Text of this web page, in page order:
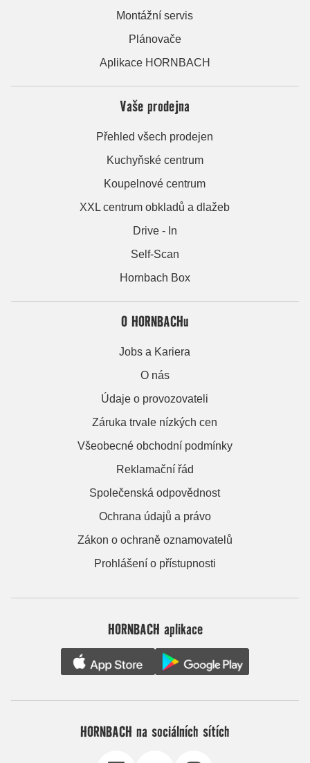
Montážní servis
Plánovače
Aplikace HORNBACH
Vaše prodejna
Přehled všech prodejen
Kuchyňské centrum
Koupelnové centrum
XXL centrum obkladů a dlažeb
Drive - In
Self-Scan
Hornbach Box
O HORNBACHu
Jobs a Kariera
O nás
Údaje o provozovateli
Záruka trvale nízkých cen
Všeobecné obchodní podmínky
Reklamační řád
Společenská odpovědnost
Ochrana údajů a právo
Zákon o ochraně oznamovatelů
Prohlášení o přístupnosti
HORNBACH aplikace
HORNBACH na sociálních sítích